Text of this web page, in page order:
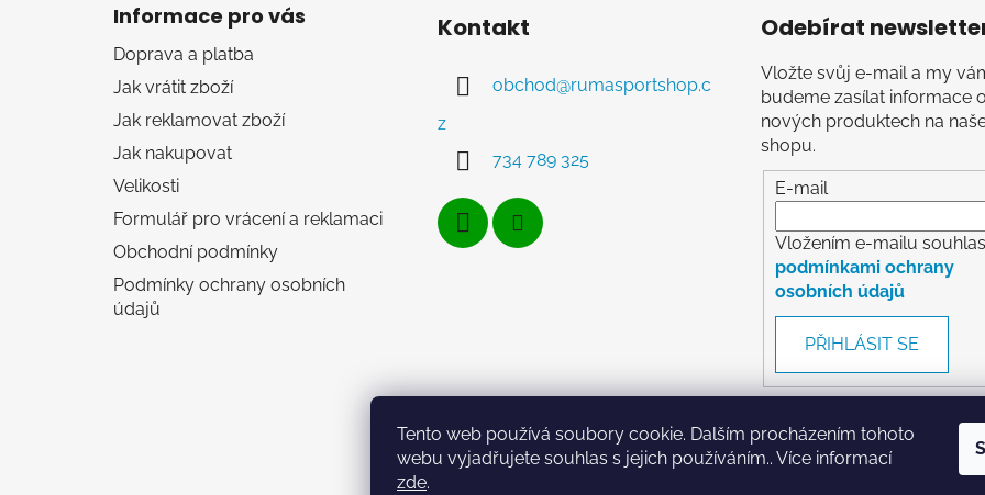
Tento web používá soubory cookie. Dalším procházením tohoto
webu vyjadřujete souhlas s jejich používáním.. Více informací
zde.
Informace pro vás
Doprava a platba
Jak vrátit zboží
Jak reklamovat zboží
Jak nakupovat
Velikosti
Formulář pro vrácení a reklamaci
Obchodní podmínky
Podmínky ochrany osobních
údajů
Kontakt
obchod@rumasportshop.c
z
734 789 325
Odebírat
Vložte svůj e-mail a my
budeme zasílat informace o
nových produktech na
shopu.
E-mail
Vložením e-mailu
podmínkami ochrany
osobních údajů
PŘIHLÁSIT SE